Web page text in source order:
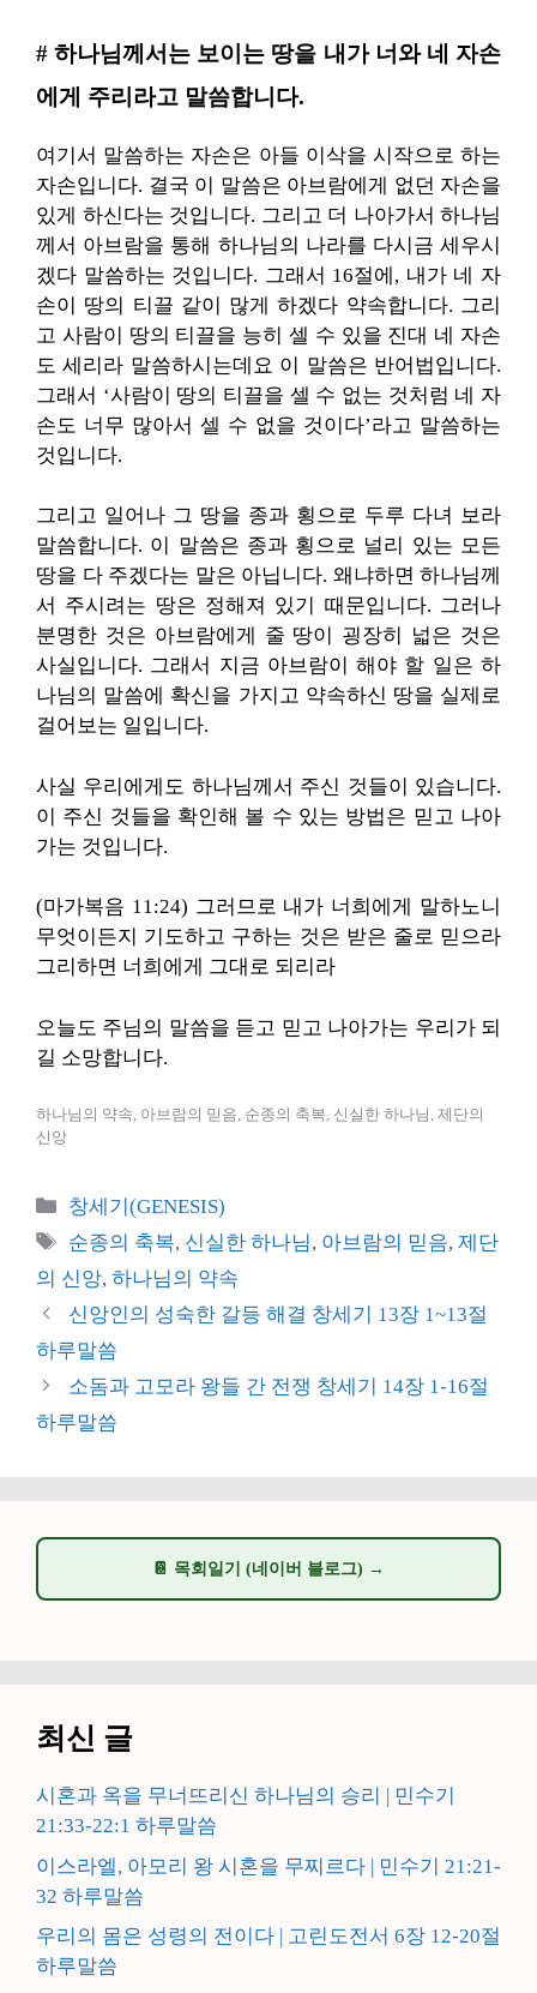
# 하나님께서는 보이는 땅을 내가 너와 네 자손
에게 주리라고 말씀합니다.
여기서 말씀하는 자손은 아들 이삭을 시작으로 하는
자손입니다. 결국 이 말씀은 아브람에게 없던 자손을
있게 하신다는 것입니다. 그리고 더 나아가서 하나님
께서 아브람을 통해 하나님의 나라를 다시금 세우시
겠다 말씀하는 것입니다. 그래서 16절에, 내가 네 자
손이 땅의 티끌 같이 많게 하겠다 약속합니다. 그리
고 사람이 땅의 티끌을 능히 셀 수 있을 진대 네 자손
도 세리라 말씀하시는데요 이 말씀은 반어법입니다.
그래서 ‘사람이 땅의 티끌을 셀 수 없는 것처럼 네 자
손도 너무 많아서 셀 수 없을 것이다’라고 말씀하는
것입니다.
그리고 일어나 그 땅을 종과 횡으로 두루 다녀 보라
말씀합니다. 이 말씀은 종과 횡으로 널리 있는 모든
땅을 다 주겠다는 말은 아닙니다. 왜냐하면 하나님께
서 주시려는 땅은 정해져 있기 때문입니다. 그러나
분명한 것은 아브람에게 줄 땅이 굉장히 넓은 것은
사실입니다. 그래서 지금 아브람이 해야 할 일은 하
나님의 말씀에 확신을 가지고 약속하신 땅을 실제로
걸어보는 일입니다.
사실 우리에게도 하나님께서 주신 것들이 있습니다.
이 주신 것들을 확인해 볼 수 있는 방법은 믿고 나아
가는 것입니다.
(마가복음 11:24) 그러므로 내가 너희에게 말하노니
무엇이든지 기도하고 구하는 것은 받은 줄로 믿으라
그리하면 너희에게 그대로 되리라
오늘도 주님의 말씀을 듣고 믿고 나아가는 우리가 되
길 소망합니다.
하나님의 약속, 아브람의 믿음, 순종의 축복, 신실한 하나님, 제단의
신앙
카
테
리
창세기(GENESIS)
태
그
순종의 축복, 신실한 하나님, 아브람의 믿음,제단
의 신앙, 하나님의 약속
신앙인의 성숙한 갈등 해결 창세기 13장 1~13절
하루말씀
소돔과 고모라 왕들 간 전쟁 창세기 14장 1-16절
하루말씀
📔 목회일기 (네이버 블로그) →
최신 글
시혼과 옥을 무너뜨리신 하나님의 승리 | 민수기
21:33-22:1 하루말씀
이스라엘, 아모리 왕 시혼을 무찌르다 | 민수기 21:21-
32 하루말씀
우리의 몸은 성령의 전이다 | 고린도전서 6장 12-20절
하루말씀